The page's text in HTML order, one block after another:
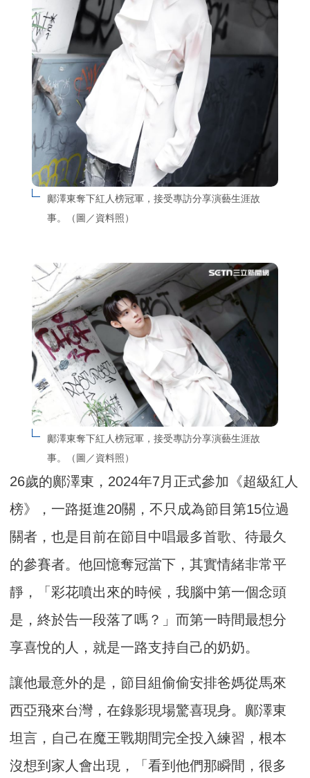
鄺澤東奪下紅人榜冠軍，接受專訪分享演藝生涯故
事。（圖／資料照）
鄺澤東奪下紅人榜冠軍，接受專訪分享演藝生涯故
事。（圖／資料照）
26歲的鄺澤東，2024年7月正式參加《超級紅人
榜》，一路挺進20關，不只成為節目第15位過
關者，也是目前在節目中唱最多首歌、待最久
的參賽者。他回憶奪冠當下，其實情緒非常平
靜，「彩花噴出來的時候，我腦中第一個念頭
是，終於告一段落了嗎？」而第一時間最想分
享喜悅的人，就是一路支持自己的奶奶。
讓他最意外的是，節目組偷偷安排爸媽從馬來
西亞飛來台灣，在錄影現場驚喜現身。鄺澤東
坦言，自己在魔王戰期間完全投入練習，根本
沒想到家人會出現，「看到他們那瞬間，很多